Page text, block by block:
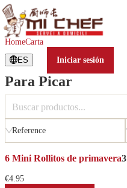
Para Picar
HomeCarta
ES
Iniciar sesión
r
g
a
n
o
Para Picar
Reference
6 Mini Rollitos de primavera3
€4.95